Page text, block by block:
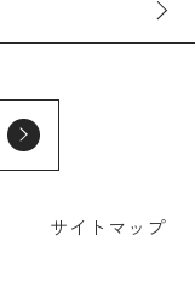
サイトマップ